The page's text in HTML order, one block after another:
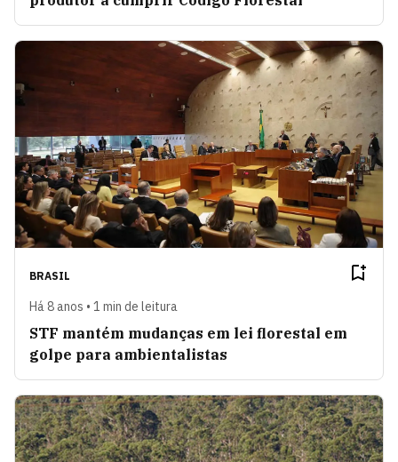
BRASIL
Há 8 anos • 1 min de leitura
STF mantém mudanças em lei florestal em
golpe para ambientalistas